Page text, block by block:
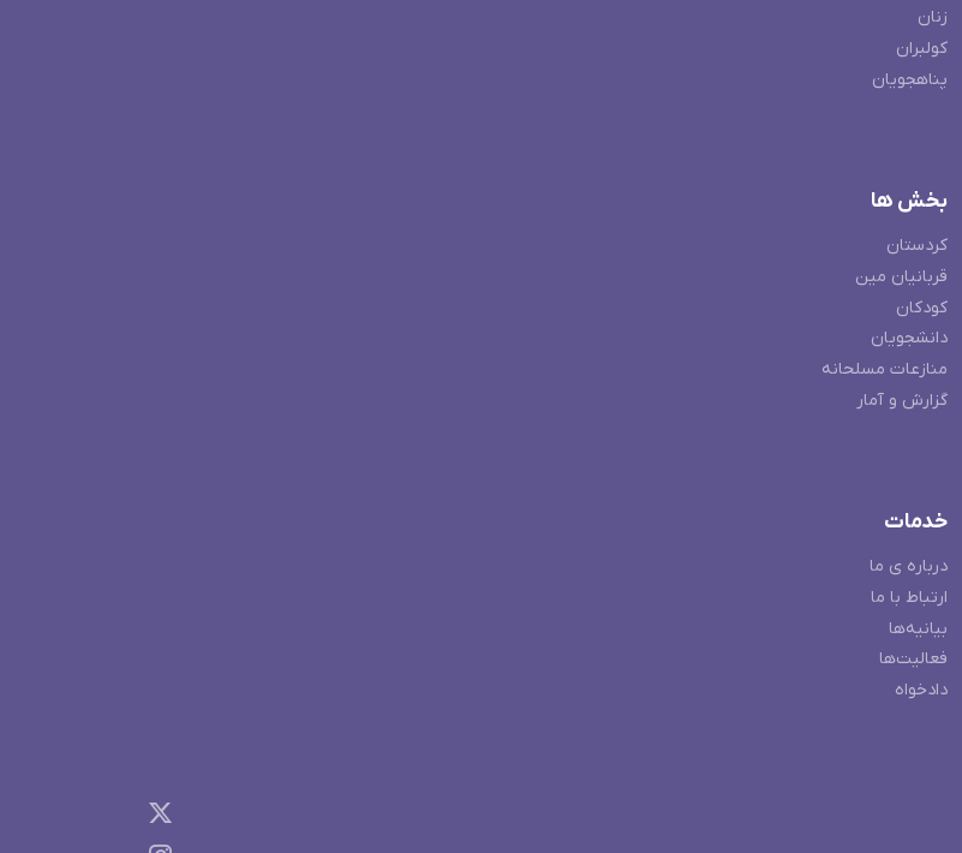
زنان
کولبران
پناهجویان
بخش ها
کردستان
قربانیان مین
کودکان
دانشجویان
منازعات مسلحانه
گزارش و آمار
خدمات
درباره ی ما
ارتباط با ما
بیانیه‌ها
فعالیت‌ها
دادخواه